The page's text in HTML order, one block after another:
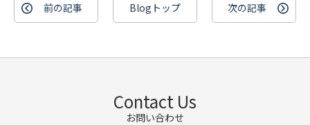
前の記事 Blogトップ 次の記事
Contact Us
お問い合わせ